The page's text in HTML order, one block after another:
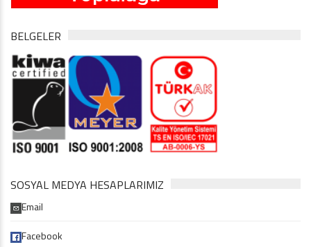
BELGELER
SOSYAL MEDYA HESAPLARIMIZ
Email
Facebook